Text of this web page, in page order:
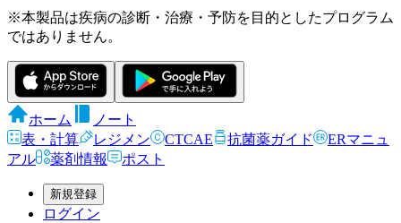
※本製品は疾病の診断・治療・予防を目的としたプログラム
ではありません。
ホーム
ノート
表・計算
レジメン CTCAE 抗菌薬ガイド
ERマニュ
アル
薬剤情報 ポスト
新規登録
ログイン